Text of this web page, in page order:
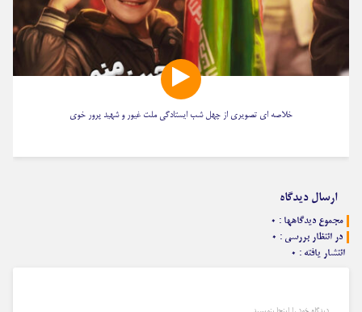
خلاصه ای تصویری از چهل شب ایستادگی ملت غیور و شهید پرور خوی
ارسال دیدگاه
مجموع دیدگاهها : ۰
در انتظار بررسی : ۰
انتشار یافته : ۰